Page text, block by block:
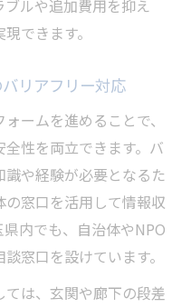
ルや追加費用を抑え
できます。
リアフリー対応
ームを進めることで、
性を両立できます。バ
や経験が必要となるた
窓口を活用して情報収
内でも、自治体やNPO
窓口を設けています。
は、玄関や廊下の段差